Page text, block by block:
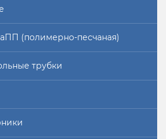
(полимерно-песчаная)
трубки